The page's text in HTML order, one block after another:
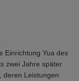
Einrichtung Yua des
zwei Jahre später
deren Leistungen